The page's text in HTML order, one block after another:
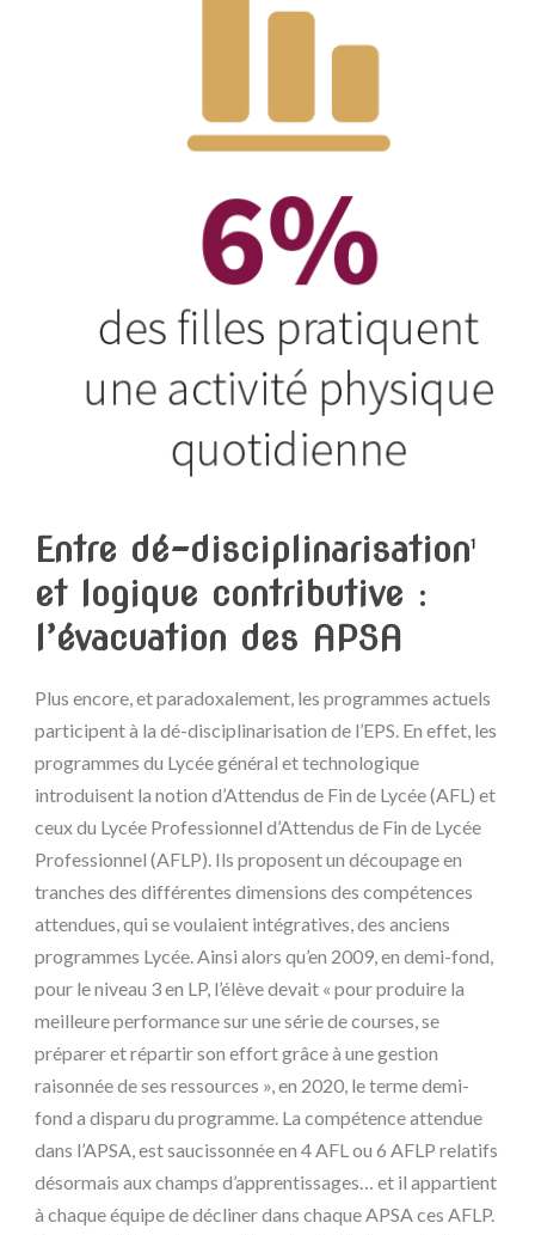
Entre dé-disciplinarisation1
et logique contributive :
l’évacuation des APSA
Plus encore, et paradoxalement, les programmes actuels
participent à la dé-disciplinarisation de l’EPS. En effet, les
programmes du Lycée général et technologique
introduisent la notion d’Attendus de Fin de Lycée (AFL) et
ceux du Lycée Professionnel d’Attendus de Fin de Lycée
Professionnel (AFLP). Ils proposent un découpage en
tranches des différentes dimensions des compétences
attendues, qui se voulaient intégratives, des anciens
programmes Lycée. Ainsi alors qu’en 2009, en demi-fond,
pour le niveau 3 en LP, l’élève devait « pour produire la
meilleure performance sur une série de courses, se
préparer et répartir son effort grâce à une gestion
raisonnée de ses ressources », en 2020, le terme demi-
fond a disparu du programme. La compétence attendue
dans l’APSA, est saucissonnée en 4 AFL ou 6 AFLP relatifs
désormais aux champs d’apprentissages… et il appartient
à chaque équipe de décliner dans chaque APSA ces AFLP.